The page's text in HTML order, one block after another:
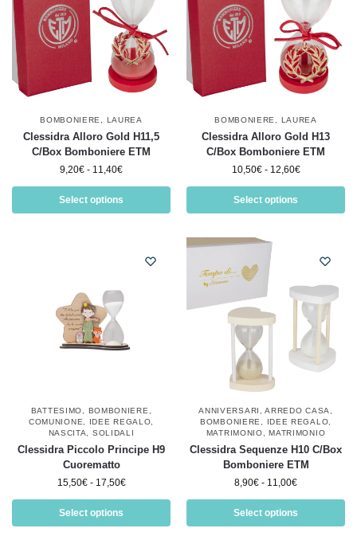
BOMBONIERE LAUREA
Clessidra Alloro Gold H11,5
C/Box Bomboniere ETM
9,20€ - 11,40€
Select options
BOMBONIERE LAUREA
Clessidra Alloro Gold H13
C/Box Bomboniere ETM
10,50€ - 12,60€
Select options
BATTESIMO BOMBONIERE
COMUNIONE
IDEE REGALO
NASCITA
SOLIDALI
Clessidra Piccolo Principe H9
Cuorematto
15,50€ - 17,50€
Select options
ANNIVERSARI ,ARREDO CASA
BOMBONIERE
IDEE REGALO
MATRIMONIO ,MATRIMONIO
Clessidra Sequenze H10 C/Box
Bomboniere ETM
8,90€ - 11,00€
Select options